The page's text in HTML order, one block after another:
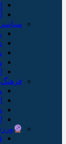
فرهنگ